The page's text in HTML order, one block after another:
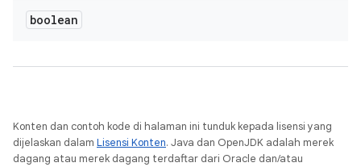
boolean
Konten dan contoh kode di halaman ini tunduk kepada lisensi yang
dijelaskan dalam Lisensi Konten. Java dan OpenJDK adalah merek
dagang atau merek dagang terdaftar dari Oracle dan/atau